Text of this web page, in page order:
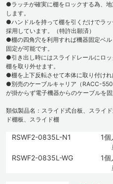
●ラッチが確実に棚をロックする為、
します。
●ハンドルを持って棚を引くだけでラ
採用しています。（特許出願済）
●棚の四角穴を利用すれば機器固定ベ
固定が可能です。
●引き出し時にはスライドレールにロ
棚を取り外せます。
●棚を上下反転させて本体に取り付けれ
●別売のケーブルキャリア（RACC-
が掛からず電子機器からのケーブルを固
類似製品名：スライド式台板、スライ
ド棚板、スライド棚
RSWF2-0835L-N1
1個
RSWF2-0835L-WG
1個